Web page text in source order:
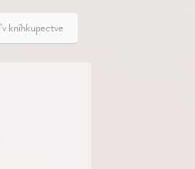
kníhkupectve